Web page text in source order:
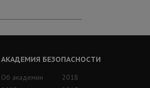
АКАДЕМИЯ БЕЗОПАСНОСТИ
Об академии
2018